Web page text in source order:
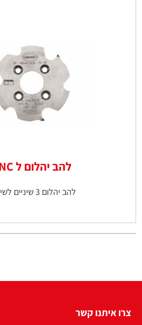
להב יהלום ל CNC
להב יהלום 3 שיניים לשימוש
צרו איתנו קשר